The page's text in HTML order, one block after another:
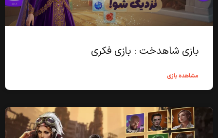
بازی شاهدخت : بازی فکری
مشاهده بازی